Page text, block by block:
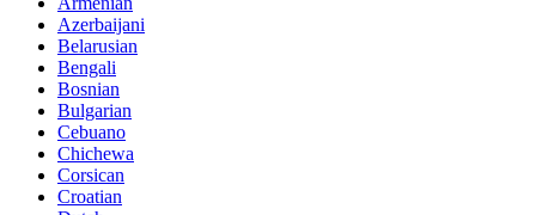
Azerbaijani
Belarusian
Bengali
Bosnian
Bulgarian
Cebuano
Chichewa
Corsican
Croatian